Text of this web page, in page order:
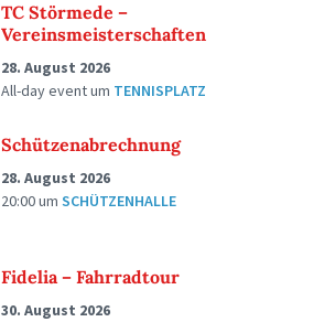
TC Störmede –
Vereinsmeisterschaften
28. August 2026
All-day eventum TENNISPLATZ
Schützenabrechnung
28. August 2026
20:00um SCHÜTZENHALLE
Fidelia – Fahrradtour
30. August 2026